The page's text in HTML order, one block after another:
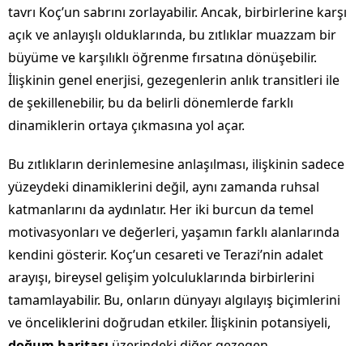
tavrı Koç’un sabrını zorlayabilir. Ancak, birbirlerine karşı
açık ve anlayışlı olduklarında, bu zıtlıklar muazzam bir
büyüme ve karşılıklı öğrenme fırsatına dönüşebilir.
İlişkinin genel enerjisi, gezegenlerin anlık transitleri ile
de şekillenebilir, bu da belirli dönemlerde farklı
dinamiklerin ortaya çıkmasına yol açar.
Bu zıtlıkların derinlemesine anlaşılması, ilişkinin sadece
yüzeydeki dinamiklerini değil, aynı zamanda ruhsal
katmanlarını da aydınlatır. Her iki burcun da temel
motivasyonları ve değerleri, yaşamın farklı alanlarında
kendini gösterir. Koç’un cesareti ve Terazi’nin adalet
arayışı, bireysel gelişim yolculuklarında birbirlerini
tamamlayabilir. Bu, onların dünyayı algılayış biçimlerini
ve önceliklerini doğrudan etkiler. İlişkinin potansiyeli,